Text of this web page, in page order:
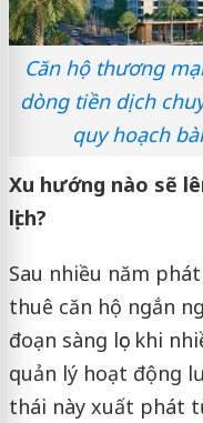
Căn hộ thương
dòng tiền dịch
quy hoạch
Xu hướng nào sẽ
lịch?
Sau nhiều năm
thuê căn hộ ngắn
đoạn sàng lọc khi
quản lý hoạt động
thái này xuất phát